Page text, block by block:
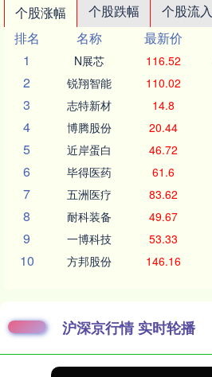
个股涨幅 个股跌幅 个股流入
排名
名称 最新价
1
N展芯 116.52
2 锐翔智能 110.02
3 志特新材 14.8
4 博腾股份 20.44
5 近岸蛋白 46.72
6 毕得医药 61.6
7 五洲医疗 83.62
8 耐科装备 49.67
9 一博科技 53.33
10 方邦股份 146.16
沪深京行情 实时轮播